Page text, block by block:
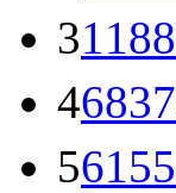
3
4
5